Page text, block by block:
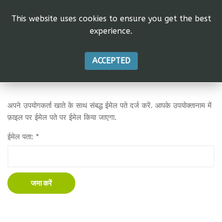
अपने उपयोगकर्ता खाते के साथ संबद्ध ईमेल पते दर्ज करें. आपके उपयोक्तानाम में
फ़ाइल पर ईमेल पते पर ईमेल किया जाएगा.
ईमेल पता: *
जमा करें
This website uses cookies to ensure you get the best
experience.
ACCEPTED